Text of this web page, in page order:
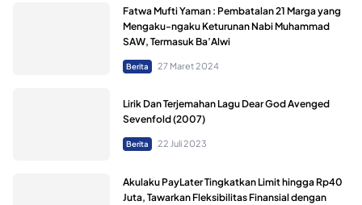
Fatwa Mufti Yaman : Pembatalan 21 Marga yang
Mengaku-ngaku Keturunan Nabi Muhammad
SAW, Termasuk Ba’Alwi
Berita 27 Maret 2024
Lirik Dan Terjemahan Lagu Dear God Avenged
Sevenfold (2007)
Berita 22 Juli 2023
Akulaku PayLater Tingkatkan Limit hingga Rp40
Juta, Tawarkan Fleksibilitas Finansial dengan